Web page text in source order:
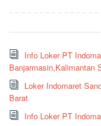
Info Loker PT
Banjarmasin,Kalimantan
Loker Indomaret
Barat
Info Loker PT